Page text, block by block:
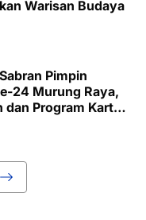
Warisan Budaya
Pimpin
24 Murung Raya,
dan Program Kartu